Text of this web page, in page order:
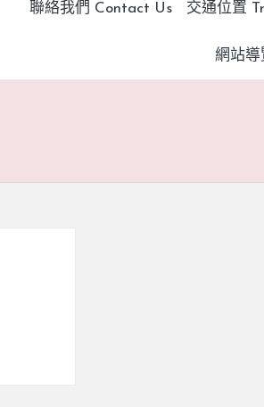
聯絡我們 Contact Us 交通位置
網站